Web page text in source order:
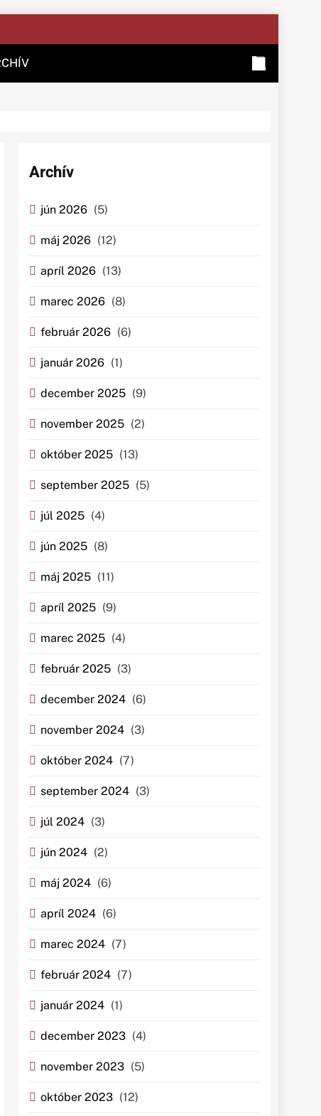
Archív
jún 2026 (5)
máj 2026 (12)
apríl 2026 (13)
marec 2026 (8)
február 2026 (6)
január 2026 (1)
december 2025 (9)
november 2025 (2)
október 2025 (13)
september 2025 (5)
júl 2025 (4)
jún 2025 (8)
máj 2025 (11)
apríl 2025 (9)
marec 2025 (4)
február 2025 (3)
december 2024 (6)
november 2024 (3)
október 2024 (7)
september 2024 (3)
júl 2024 (3)
jún 2024 (2)
máj 2024 (6)
apríl 2024 (6)
marec 2024 (7)
február 2024 (7)
január 2024 (1)
december 2023 (4)
november 2023 (5)
október 2023 (12)